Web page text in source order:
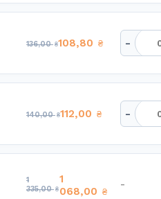
136,00₴108,80 ₴ -
140,00₴112,00 ₴ -
1
335,00₴
1
068,00 ₴
-